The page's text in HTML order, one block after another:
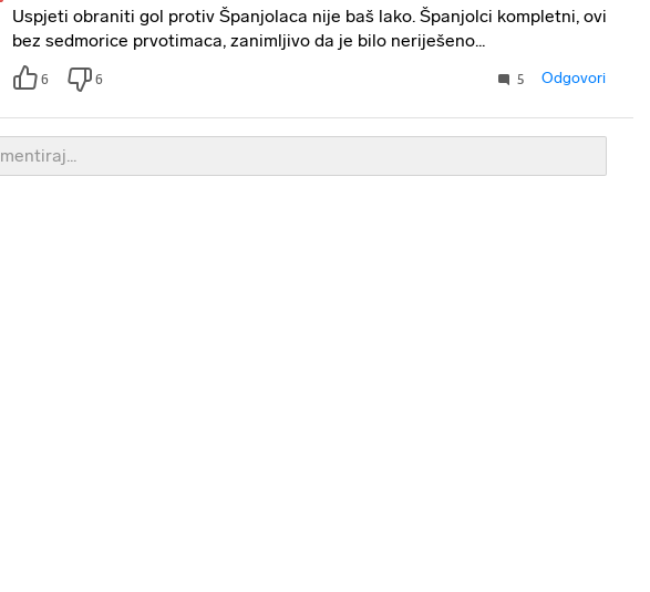
Uspjeti obraniti gol protiv Španjolaca nije baš lako. Španjolci kompletni, ovi
bez sedmorice prvotimaca, zanimljivo da je bilo neriješeno...
6 6 5 Odgovori